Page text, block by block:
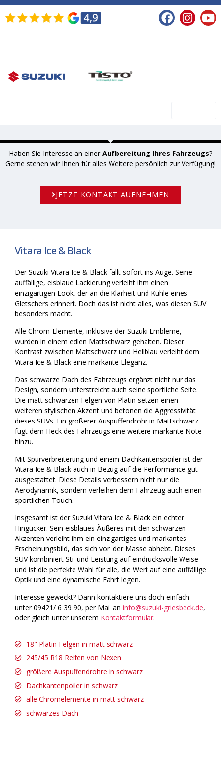
Haben Sie Interesse an einer Aufbereitung Ihres Fahrzeugs?
Gerne stehen wir Ihnen für alles Weitere persönlich zur Verfügung!
JETZT KONTAKT AUFNEHMEN
Vitara Ice & Black
Der Suzuki Vitara Ice & Black fällt sofort ins Auge. Seine
auffällige, eisblaue Lackierung verleiht ihm einen
einzigartigen Look, der an die Klarheit und Kühle eines
Gletschers erinnert. Doch das ist nicht alles, was diesen SUV
besonders macht.
Alle Chrom-Elemente, inklusive der Suzuki Embleme,
wurden in einem edlen Mattschwarz gehalten. Dieser
Kontrast zwischen Mattschwarz und Hellblau verleiht dem
Vitara Ice & Black eine markante Eleganz.
Das schwarze Dach des Fahrzeugs ergänzt nicht nur das
Design, sondern unterstreicht auch seine sportliche Seite.
Die matt schwarzen Felgen von Platin setzen einen
weiteren stylischen Akzent und betonen die Aggressivität
dieses SUVs. Ein größerer Auspuffendrohr in Mattschwarz
fügt dem Heck des Fahrzeugs eine weitere markante Note
hinzu.
Mit Spurverbreiterung und einem Dachkantenspoiler ist der
Vitara Ice & Black auch in Bezug auf die Performance gut
ausgestattet. Diese Details verbessern nicht nur die
Aerodynamik, sondern verleihen dem Fahrzeug auch einen
sportlichen Touch.
Insgesamt ist der Suzuki Vitara Ice & Black ein echter
Hingucker. Sein eisblaues Äußeres mit den schwarzen
Akzenten verleiht ihm ein einzigartiges und markantes
Erscheinungsbild, das sich von der Masse abhebt. Dieses
SUV kombiniert Stil und Leistung auf eindrucksvolle Weise
und ist die perfekte Wahl für alle, die Wert auf eine auffällige
Optik und eine dynamische Fahrt legen.
Interesse geweckt? Dann kontaktiere uns doch einfach
unter 09421/ 6 39 90, per Mail an info@suzuki-griesbeck.de,
oder gleich unter unserem Kontaktformular.
18" Platin Felgen in matt schwarz
245/45 R18 Reifen von Nexen
größere Auspuffendrohre in schwarz
Dachkantenpoiler in schwarz
alle Chromelemente in matt schwarz
schwarzes Dach